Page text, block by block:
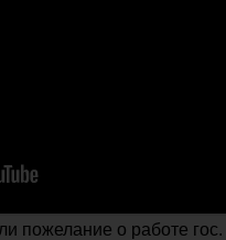
пожелание о работе гос.